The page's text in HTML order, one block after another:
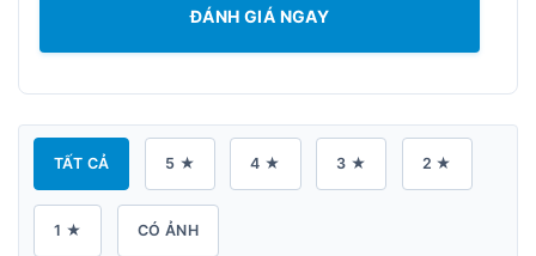
ĐÁNH GIÁ NGAY
TẤT CẢ 5 ★ 4 ★ 3 ★ 2 ★
1 ★ CÓ ẢNH